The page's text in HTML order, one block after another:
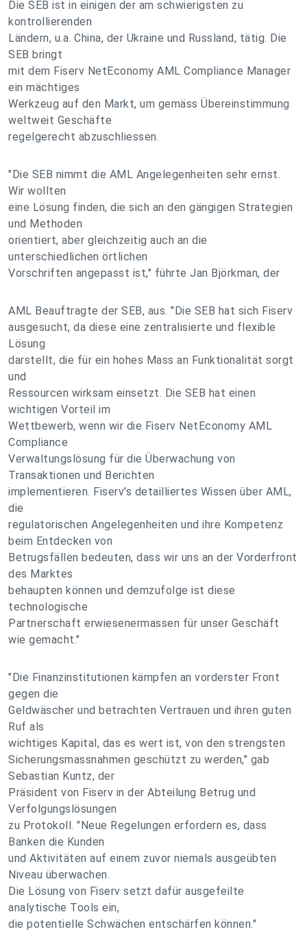
Die SEB ist in einigen der am schwierigsten zu
kontrollierenden
Ländern, u.a. China, der Ukraine und Russland, tätig. Die
SEB bringt
mit dem Fiserv NetEconomy AML Compliance Manager
ein mächtiges
Werkzeug auf den Markt, um gemäss Übereinstimmung
weltweit Geschäfte
regelgerecht abzuschliessen.
"Die SEB nimmt die AML Angelegenheiten sehr ernst.
Wir wollten
eine Lösung finden, die sich an den gängigen Strategien
und Methoden
orientiert, aber gleichzeitig auch an die
unterschiedlichen örtlichen
Vorschriften angepasst ist," führte Jan Björkman, der
AML Beauftragte der SEB, aus. "Die SEB hat sich Fiserv
ausgesucht, da diese eine zentralisierte und flexible
Lösung
darstellt, die für ein hohes Mass an Funktionalität sorgt
und
Ressourcen wirksam einsetzt. Die SEB hat einen
wichtigen Vorteil im
Wettbewerb, wenn wir die Fiserv NetEconomy AML
Compliance
Verwaltungslösung für die Überwachung von
Transaktionen und Berichten
implementieren. Fiserv's detailliertes Wissen über AML,
die
regulatorischen Angelegenheiten und ihre Kompetenz
beim Entdecken von
Betrugsfällen bedeuten, dass wir uns an der Vorderfront
des Marktes
behaupten können und demzufolge ist diese
technologische
Partnerschaft erwiesenermassen für unser Geschäft
wie gemacht."
"Die Finanzinstitutionen kämpfen an vorderster Front
gegen die
Geldwäscher und betrachten Vertrauen und ihren guten
Ruf als
wichtiges Kapital, das es wert ist, von den strengsten
Sicherungsmassnahmen geschützt zu werden," gab
Sebastian Kuntz, der
Präsident von Fiserv in der Abteilung Betrug und
Verfolgungslösungen
zu Protokoll. "Neue Regelungen erfordern es, dass
Banken die Kunden
und Aktivitäten auf einem zuvor niemals ausgeübten
Niveau überwachen.
Die Lösung von Fiserv setzt dafür ausgefeilte
analytische Tools ein,
die potentielle Schwächen entschärfen können."